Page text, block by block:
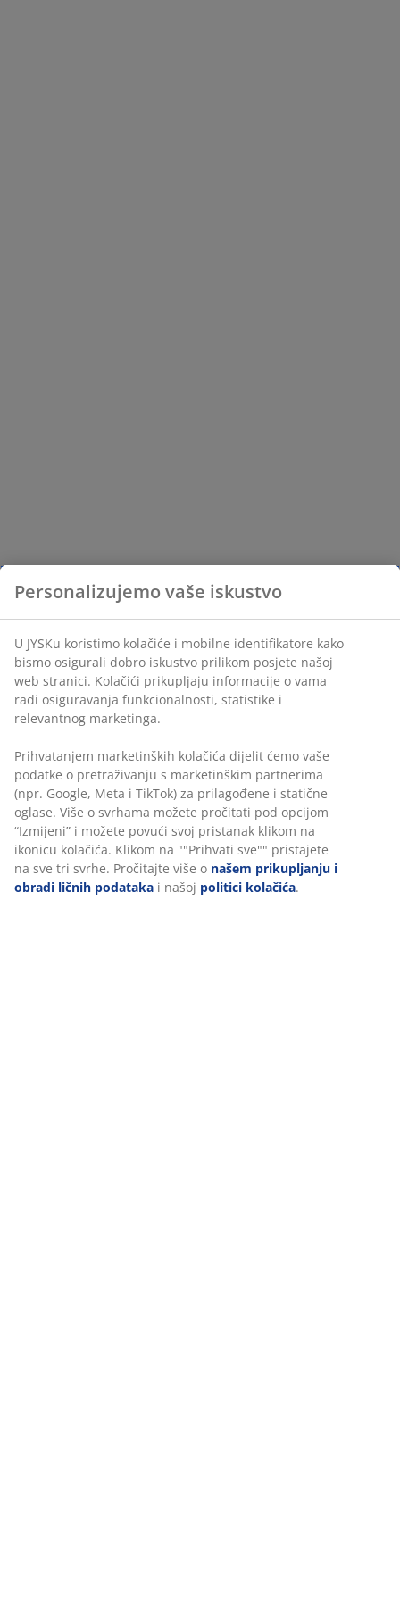
Personalizujemo vaše iskustvo
U JYSKu koristimo kolačiće i mobilne identifikatore kako
bismo osigurali dobro iskustvo prilikom posjete našoj
web stranici. Kolačići prikupljaju informacije o vama
radi osiguravanja funkcionalnosti, statistike i
relevantnog marketinga.
Prihvatanjem marketinških kolačića dijelit ćemo vaše
podatke o pretraživanju s marketinškim partnerima
(npr. Google, Meta i TikTok) za prilagođene i statične
oglase. Više o svrhama možete pročitati pod opcijom
“Izmijeni” i možete povući svoj pristanak klikom na
ikonicu kolačića. Klikom na ""Prihvati sve"" pristajete
na sve tri svrhe. Pročitajte više o našem prikupljanju i
obradi ličnih podataka i našoj politici kolačića.